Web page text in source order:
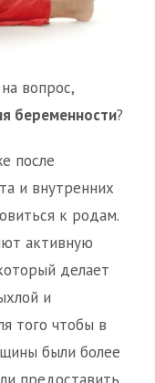
вопрос,
беременности?
после
и внутренних
к родам.
активную
делает
и
того чтобы в
были более